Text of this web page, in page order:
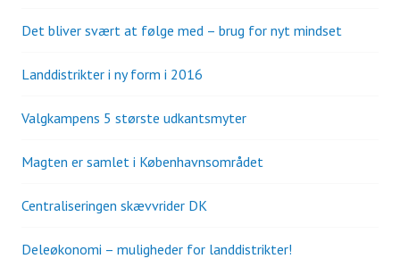
Det bliver svært at følge med – brug for nyt mindset
Landdistrikter i ny form i 2016
Valgkampens 5 største udkantsmyter
Magten er samlet i Københavnsområdet
Centraliseringen skævvrider DK
Deleøkonomi – muligheder for landdistrikter!